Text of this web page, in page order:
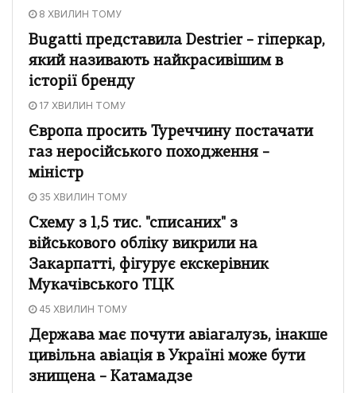
8 ХВИЛИН ТОМУ
Bugatti представила Destrier – гіперкар,
який називають найкрасивішим в
історії бренду
17 ХВИЛИН ТОМУ
Європа просить Туреччину постачати
газ неросійського походження –
міністр
35 ХВИЛИН ТОМУ
Схему з 1,5 тис. "списаних" з
військового обліку викрили на
Закарпатті, фігурує екскерівник
Мукачівського ТЦК
45 ХВИЛИН ТОМУ
Держава має почути авіагалузь, інакше
цивільна авіація в Україні може бути
знищена – Катамадзе